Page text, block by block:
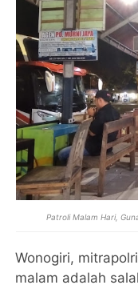
Patroli Malam Hari,
Wonogiri,
malam adalah